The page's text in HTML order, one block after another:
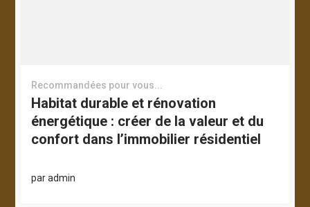
Recommandées pour vous...
Habitat durable et rénovation
énergétique : créer de la valeur et du
confort dans l’immobilier résidentiel
paradmin